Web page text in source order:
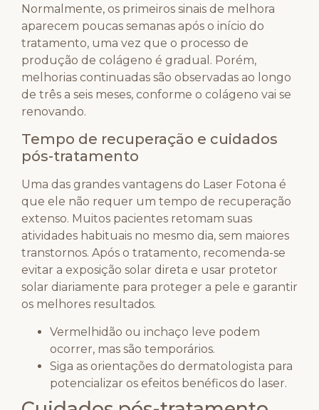
Normalmente, os primeiros sinais de melhora
aparecem poucas semanas após o início do
tratamento, uma vez que o processo de
produção de colágeno é gradual. Porém,
melhorias continuadas são observadas ao longo
de três a seis meses, conforme o colágeno vai se
renovando.
Tempo de recuperação e cuidados
pós-tratamento
Uma das grandes vantagens do Laser Fotona é
que ele não requer um tempo de recuperação
extenso. Muitos pacientes retomam suas
atividades habituais no mesmo dia, sem maiores
transtornos. Após o tratamento, recomenda-se
evitar a exposição solar direta e usar protetor
solar diariamente para proteger a pele e garantir
os melhores resultados.
Vermelhidão ou inchaço leve podem
ocorrer, mas são temporários.
Siga as orientações do dermatologista para
potencializar os efeitos benéficos do laser.